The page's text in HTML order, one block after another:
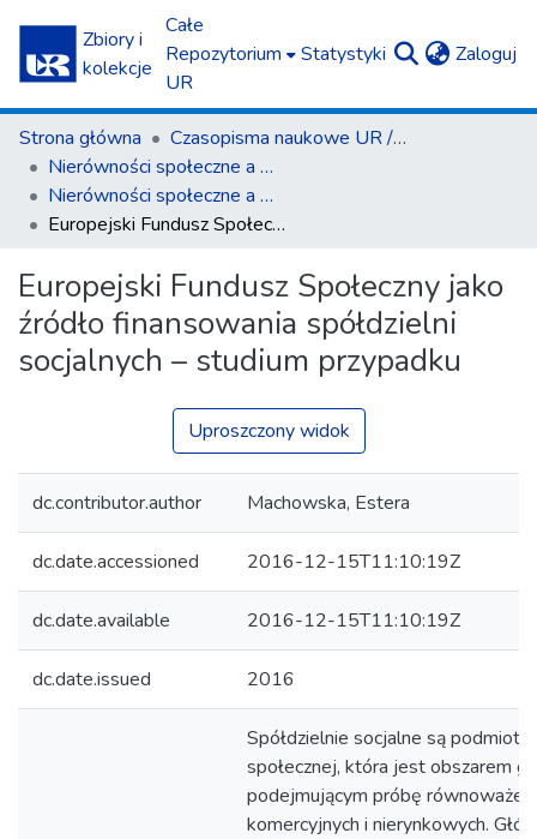
Zbiory i
kolekcje
Całe
Repozytorium
UR
Statystyki Zaloguj
Strona główna
Czasopisma naukowe UR / Scientific Journals
Nierówności społeczne a wzrost gospodarczy
Nierówności społeczne a wzrost gospodarczy z. 48(4)/2016
Europejski Fundusz Społeczny jako źródło finansowania spółdzielni socjalnych – studium przypadku
Europejski Fundusz Społeczny jako
źródło finansowania spółdzielni
socjalnych – studium przypadku
Uproszczony widok
dc.contributor.author Machowska, Estera
dc.date.accessioned 2016-12-15T11:10:19Z
dc.date.available 2016-12-15T11:10:19Z
dc.date.issued 2016
Spółdzielnie socjalne są
społecznej, która jest obszarem
podejmującym próbę
komercyjnych i nierynkowych.